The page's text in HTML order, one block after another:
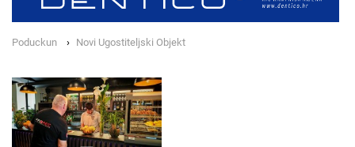
Poduckun Novi Ugostiteljski Objekt